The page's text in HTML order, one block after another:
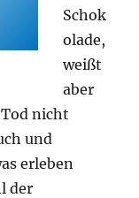
Schok
olade,
weißt
aber
Tod nicht
und
erleben
der